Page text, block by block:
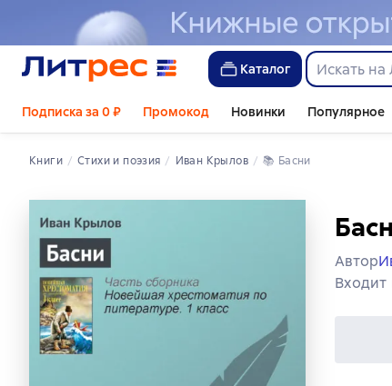
Каталог
Подписка за 0 ₽ Промокод Новинки Популярное
Книги стихи и поэзия Иван Крылов 📚 Басни
Автор